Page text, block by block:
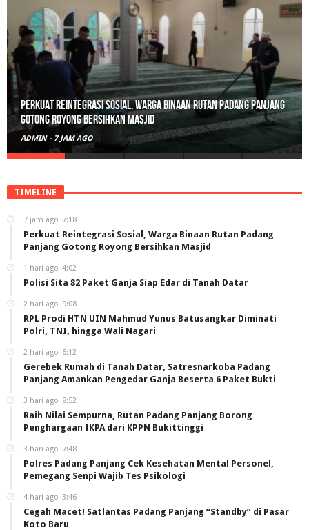
Perkuat Reintegrasi Sosial, Warga Binaan Rutan Padang Panjang
Gotong Royong Bersihkan Masjid
ADMIN - 7 JAM AGO
TIMELINE
7 jam ago 7:18
Perkuat Reintegrasi Sosial, Warga Binaan Rutan Padang
Panjang Gotong Royong Bersihkan Masjid
1 hari ago 4:02
Polisi Sita 82 Paket Ganja Siap Edar di Tanah Datar
2 hari ago 9:08
RPL Prodi HTN UIN Mahmud Yunus Batusangkar Diminati
Polri, TNI, hingga Wali Nagari
2 hari ago 6:12
Gerebek Rumah di Tanah Datar, Satresnarkoba Padang
Panjang Amankan Pengedar Ganja Beserta 6 Paket Bukti
3 hari ago 8:52
Raih Nilai Sempurna, Rutan Padang Panjang Borong
Penghargaan IKPA dari KPPN Bukittinggi
3 hari ago 7:48
Polres Padang Panjang Cek Kesehatan Mental Personel,
Pemegang Senpi Wajib Tes Psikologi
4 hari ago 3:46
Cegah Macet! Satlantas Padang Panjang “Standby” di Pasar
Koto Baru